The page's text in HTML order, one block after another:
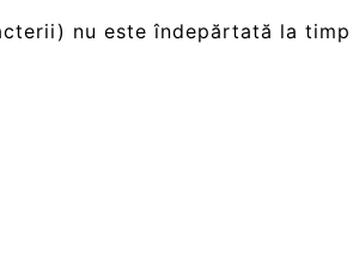
nu este îndepărtată la